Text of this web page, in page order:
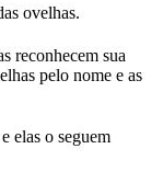
ovelhas.
reconhecem sua
pelo nome e as
elas o seguem